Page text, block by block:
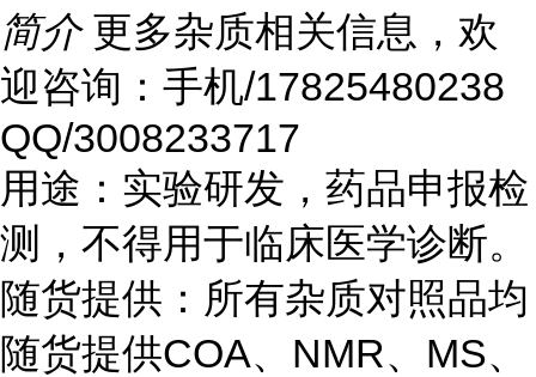
简介 更多杂质相关信息，欢
迎咨询：手机/17825480238
QQ/3008233717
用途：实验研发，药品申报检
测，不得用于临床医学诊断。
随货提供：所有杂质对照品均
随货提供COA、NMR、MS、